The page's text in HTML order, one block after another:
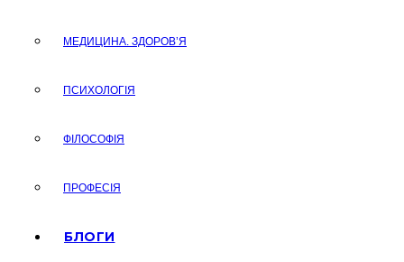
МЕДИЦИНА. ЗДОРОВ’Я
ПСИХОЛОГІЯ
ФІЛОСОФІЯ
ПРОФЕСІЯ
БЛОГИ